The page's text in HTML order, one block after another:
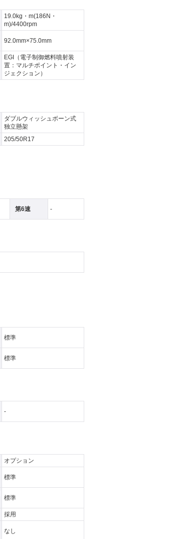
19.0kg・m(186N・
m)/4400rpm
92.0mm×75.0mm
EGI（電子制御燃料噴射装
置：マルチポイント・イン
ジェクション）
ダブルウィッシュボーン式
独立懸架
205/50R17
第6速 -
標準
標準
-
オプション
標準
標準
採用
なし